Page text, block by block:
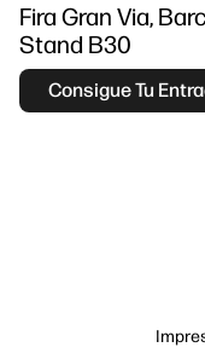
Ponte en contacto
HP PageWide XL
Ponte en contacto
Impresoras HP Latex
Impresoras HP Stitch
Seguridad
Centro de aprendizaje
Blog
Webinarios
Fira Gran Via,
Stand B30
Consigue Tu